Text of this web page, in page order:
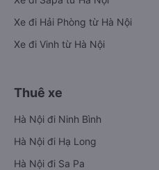
Xe đi Hải Phòng từ Hà Nội
Xe đi Vinh từ Hà Nội
Thuê xe
Hà Nội đi Ninh Bình
Hà Nội đi Hạ Long
Hà Nội đi Sa Pa